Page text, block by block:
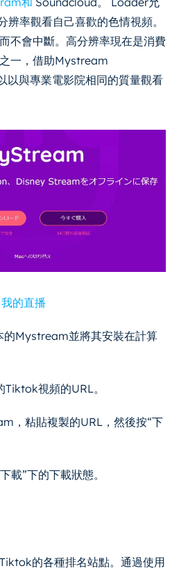
辨率觀看自己喜歡的色情視頻。
不會中斷。高分辨率現在是消費
一，借助Mystream
以與專業電影院相同的質量觀看
我的直播
的Mystream並將其安裝在計算
視頻的URL。
，粘貼複製的URL，然後按“下
載”下的下載狀態。
的各種排名站點。通過使用